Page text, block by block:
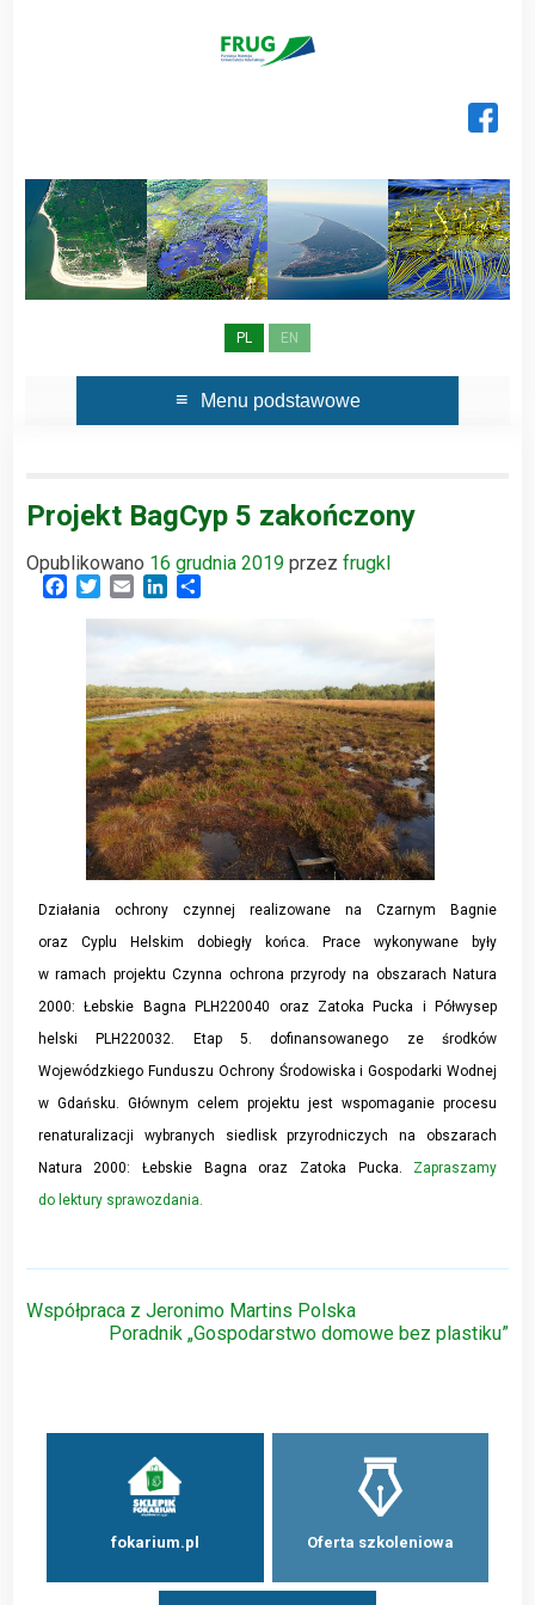
PL EN
Menu podstawowe
Projekt BagCyp 5 zakończony
Opublikowano 16 grudnia 2019przez frugkl
Facebook
TwitterEmail LinkedIn
Działania ochrony czynnej realizowane na Czarnym Bagnie
oraz Cyplu Helskim dobiegły końca. Prace wykonywane były
w ramach projektu Czynna ochrona przyrody na obszarach Natura
2000: Łebskie Bagna PLH220040 oraz Zatoka Pucka i Półwysep
helski PLH220032. Etap 5. dofinansowanego ze środków
Wojewódzkiego Funduszu Ochrony Środowiska i Gospodarki Wodnej
w Gdańsku. Głównym celem projektu jest wspomaganie procesu
renaturalizacji wybranych siedlisk przyrodniczych na obszarach
Natura 2000: Łebskie Bagna oraz Zatoka Pucka. Zapraszamy
do lektury sprawozdania.
Nawigacja
Współpraca z Jeronimo Martins Polska
Poradnik „Gospodarstwo domowe bez plastiku”
fokarium.pl Oferta szkoleniowa